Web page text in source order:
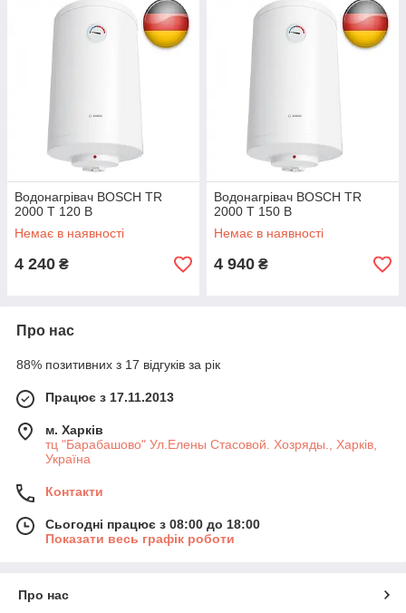
Водонагрівач BOSCH TR
2000 T 120 B
Немає в наявності
4 240 ₴
Водонагрівач BOSCH TR
2000 T 150 B
Немає в наявності
4 940 ₴
Про нас
88% позитивних з 17 відгуків за рік
Працює з 17.11.2013
м. Харків
тц "Барабашово" Ул.Елены Стасовой. Хозряды., Харків,
Україна
Контакти
Сьогодні працює з 08:00 до 18:00
Показати весь графік роботи
Про нас